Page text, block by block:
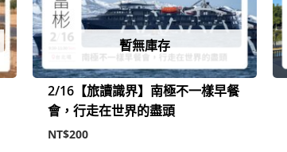
暫無庫存
2/16【旅讀識界】南極不一樣早餐
會，行走在世界的盡頭
NT$200